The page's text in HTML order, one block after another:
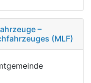
–
(MLF)